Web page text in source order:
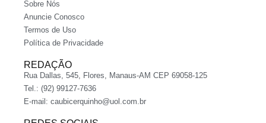
Sobre Nós
Anuncie Conosco
Termos de Uso
Política de Privacidade
REDAÇÃO
Rua Dallas, 545, Flores, Manaus-AM CEP 69058-125
Tel.: (92) 99127-7636
E-mail: caubicerquinho@uol.com.br